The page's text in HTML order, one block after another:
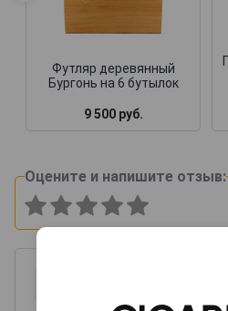
Футляр деревянный
Бургонь на 6 бутылок
9 500 руб.
Оцените и напишите отзыв: